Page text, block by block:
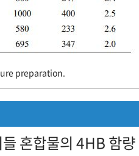
preparation.
혼합물의 4HB 함